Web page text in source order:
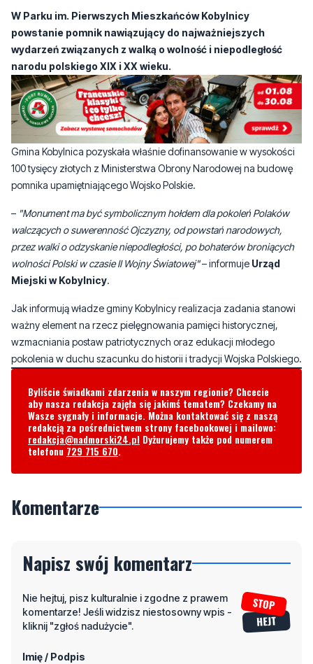
W Parku im. Pierwszych Mieszkańców Kobylnicy
powstanie pomnik nawiązujący do najważniejszych
wydarzeń związanych z walką o wolność i niepodległość
narodu polskiego XIX i XX wieku.
Gmina Kobylnica pozyskała właśnie dofinansowanie w wysokości
100 tysięcy złotych z Ministerstwa Obrony Narodowej na budowę
pomnika upamiętniającego Wojsko Polskie.
­– "Monument ma być symbolicznym hołdem dla pokoleń Polaków
walczących o suwerenność Ojczyzny, od powstań narodowych,
przez walki o odzyskanie niepodległości, po bohaterów broniących
wolności Polski w czasie II Wojny Światowej"– informuje Urząd
Miejski w Kobylnicy.
Jak informują władze gminy Kobylnicy realizacja zadania stanowi
ważny element na rzecz pielęgnowania pamięci historycznej,
wzmacniania postaw patriotycznych oraz edukacji młodego
pokolenia w duchu szacunku do historii i tradycji Wojska Polskiego.
Byliście świadkami zdarzenia w naszym regionie? Chcecie
aby nasza redakcja zajęła się jakimś tematem? Czekamy na
Wasze sygnały i informacje. Można kontaktować się z naszą
redakcją za pośrednictwem strony facebookowej i mailowo:
redakcja@nadmorski24.pl Dyżurujemy także pod numerem
telefonu 729 715 670.
Komentarze
Napisz swój komentarz
Nie hejtuj, pisz kulturalnie i zgodne z prawem
komentarze! Jeśli widzisz niestosowny wpis -
kliknij "zgłoś nadużycie".
Imię / Podpis